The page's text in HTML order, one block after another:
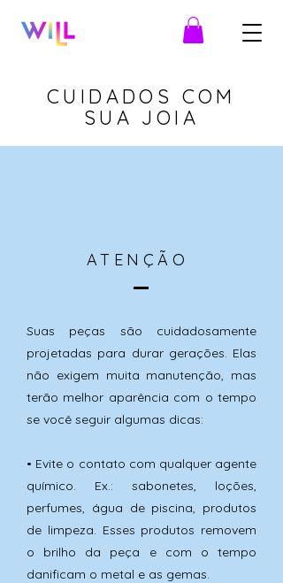
CUIDADOS COM
SUA JOIA
ATENÇÃO
Suas peças são cuidadosamente
projetadas para durar gerações. Elas
não exigem muita manutenção, mas
terão melhor aparência com o tempo
se você seguir algumas dicas:
• Evite o contato com qualquer agente
químico. Ex.: sabonetes, loções,
perfumes, água de piscina, produtos
de limpeza. Esses produtos removem
o brilho da peça e com o tempo
danificam o metal e as gemas.